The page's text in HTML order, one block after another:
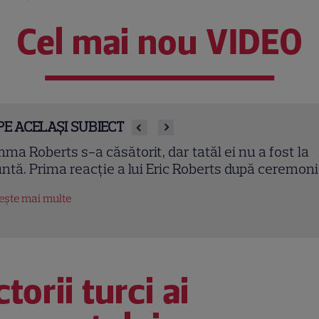
Cel mai nou VIDEO
ACELAȘI SUBIECT
Pepene, despre silueta de invidiat: „Ridic 85 de
Ce alimente evită vedeta Antena 1.
turci ai